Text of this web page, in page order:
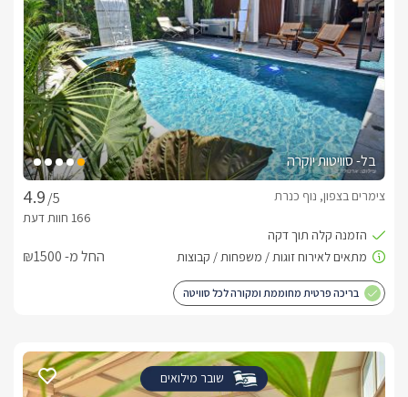
בל- סוויטות יוקרה
/5
צימרים בצפון, נוף כנרת
החל מ- ₪1500
בריכה פרטית מחוממת ומקורה לכל סוויטה
שובר מילואים